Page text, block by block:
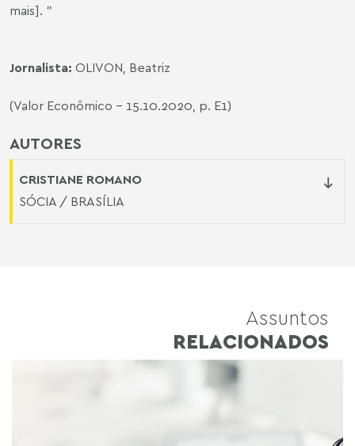
AUTORES
CRISTIANE ROMANO
SÓCIA / BRASÍLIA
mais]. "
Jornalista: OLIVON, Beatriz
(Valor Econômico - 15.10.2020, p. E1)
Assuntos
RELACIONADOS